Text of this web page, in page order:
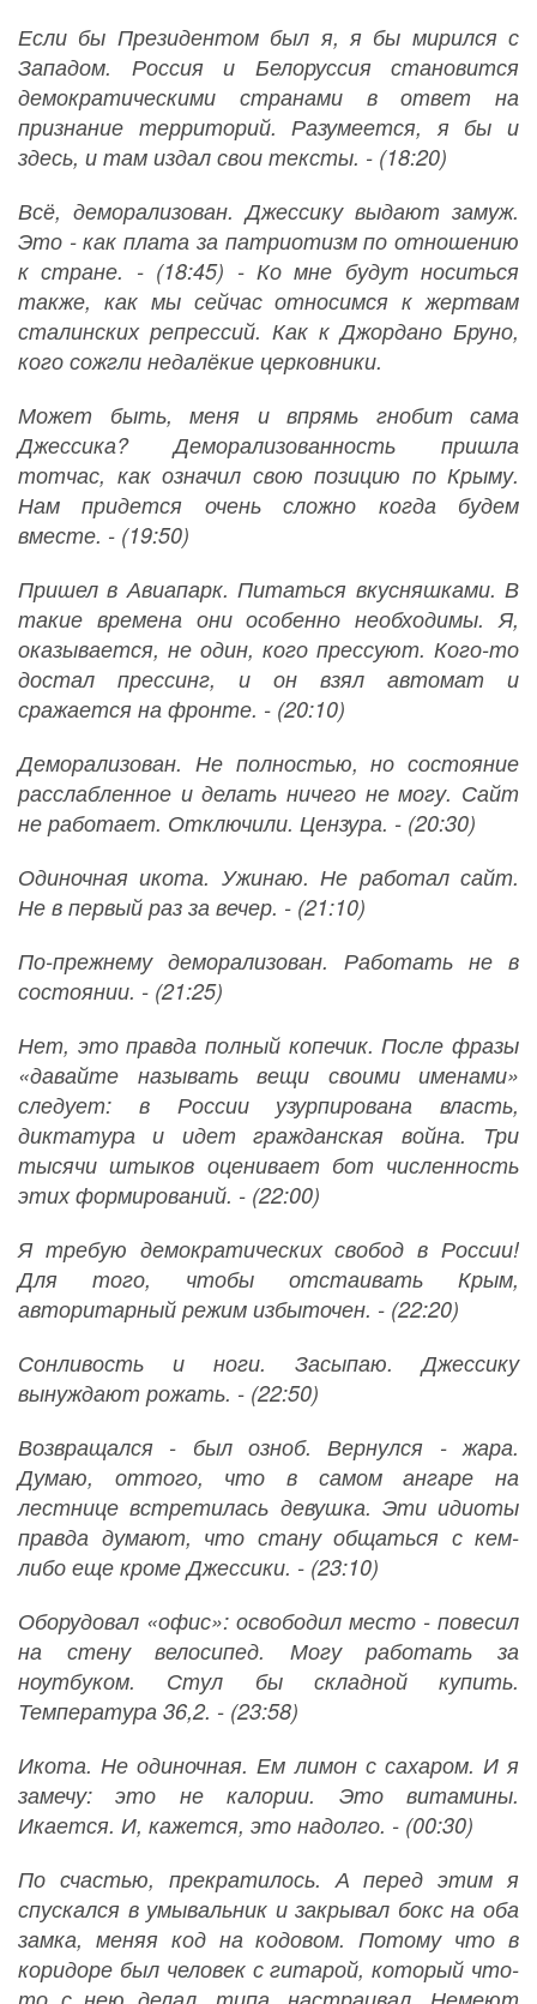
Если бы Президентом был я, я бы мирился с
Западом. Россия и Белоруссия становится
демократическими странами в ответ на
признание территорий. Разумеется, я бы и
здесь, и там издал свои тексты. - (18:20)
Всё, деморализован. Джессику выдают замуж.
Это - как плата за патриотизм по отношению
к стране. - (18:45) - Ко мне будут носиться
также, как мы сейчас относимся к жертвам
сталинских репрессий. Как к Джордано Бруно,
кого сожгли недалёкие церковники.
Может быть, меня и впрямь гнобит сама
Джессика? Деморализованность пришла
тотчас, как означил свою позицию по Крыму.
Нам придется очень сложно когда будем
вместе. - (19:50)
Пришел в Авиапарк. Питаться вкусняшками. В
такие времена они особенно необходимы. Я,
оказывается, не один, кого прессуют. Кого-то
достал прессинг, и он взял автомат и
сражается на фронте. - (20:10)
Деморализован. Не полностью, но состояние
расслабленное и делать ничего не могу. Сайт
не работает. Отключили. Цензура. - (20:30)
Одиночная икота. Ужинаю. Не работал сайт.
Не в первый раз за вечер. - (21:10)
По-прежнему деморализован. Работать не в
состоянии. - (21:25)
Нет, это правда полный копечик. После фразы
«давайте называть вещи своими именами»
следует: в России узурпирована власть,
диктатура и идет гражданская война. Три
тысячи штыков оценивает бот численность
этих формирований. - (22:00)
Я требую демократических свобод в России!
Для того, чтобы отстаивать Крым,
авторитарный режим избыточен. - (22:20)
Сонливость и ноги. Засыпаю. Джессику
вынуждают рожать. - (22:50)
Возвращался - был озноб. Вернулся - жара.
Думаю, оттого, что в самом ангаре на
лестнице встретилась девушка. Эти идиоты
правда думают, что стану общаться с кем-
либо еще кроме Джессики. - (23:10)
Оборудовал «офис»: освободил место - повесил
на стену велосипед. Могу работать за
ноутбуком. Стул бы складной купить.
Температура 36,2. - (23:58)
Икота. Не одиночная. Ем лимон с сахаром. И я
замечу: это не калории. Это витамины.
Икается. И, кажется, это надолго. - (00:30)
По счастью, прекратилось. А перед этим я
спускался в умывальник и закрывал бокс на оба
замка, меняя код на кодовом. Потому что в
коридоре был человек с гитарой, который что-